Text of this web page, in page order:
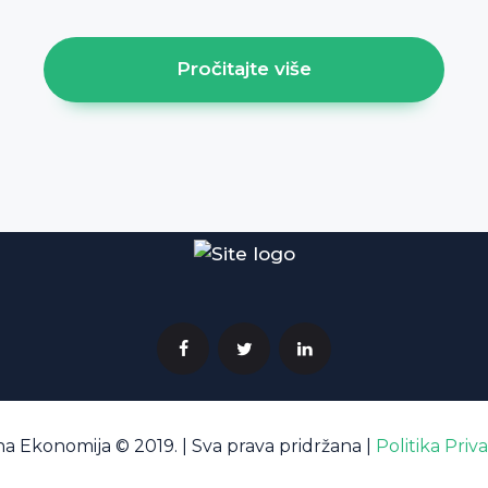
Pročitajte više
Ekonomija © 2019. | Sva prava pridržana | Politika